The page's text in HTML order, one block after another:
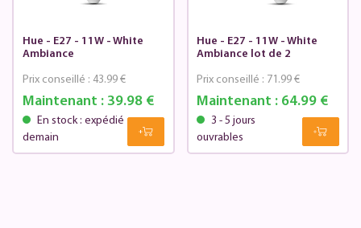
Hue - E27 - 11W - White
Ambiance
Maintenant :39.98 €
Prix conseillé : 43.99 €
En stock : expédié
demain
Hue - E27 - 11W - White
Ambiance lot de 2
Maintenant : 64.99 €
Prix conseillé : 71.99 €
3 - 5 jours
ouvrables